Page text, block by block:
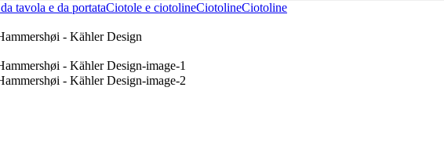
tavola e da portataCiotole e ciotolineCiotolineCiotoline